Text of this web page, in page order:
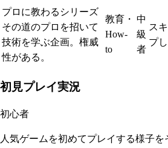
プロに教わるシリーズ
その道のプロを招いて
技術を学ぶ企画。権威
性がある。
教育・
How-
to
中
級
者
ス
プ
初見プレイ実況
初心者
人気ゲームを初めてプレイする様子